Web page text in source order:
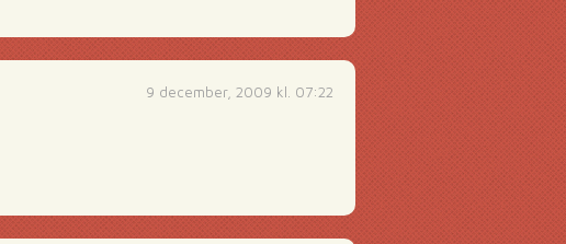
9 december, 2009 kl. 07:22